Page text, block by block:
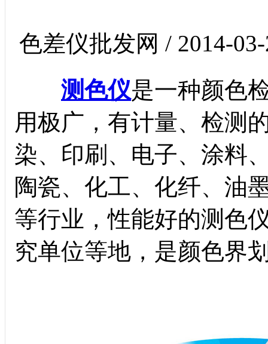
色差仪批发网 / 2014-
测色仪是一种颜色
用极广，有计量、检测
染、印刷、电子、涂料
陶瓷、化工、化纤、油
等行业，性能好的测色
究单位等地，是颜色界